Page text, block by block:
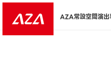
AZA CORPORATION（株式
AZA常設空間演出